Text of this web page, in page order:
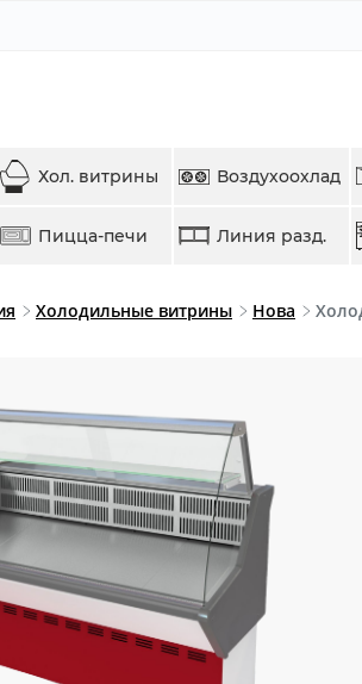
Хол. витрины Воздухоохлад
Пицца-печи Линия разд.
Холодильные витрины Нова